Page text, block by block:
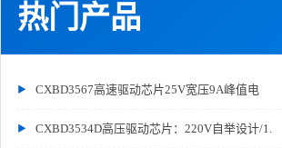
热门产品
CXBD3567高速驱动芯片25V宽压9A峰值电
CXBD3534D高压驱动芯片：220V自举设计/1.